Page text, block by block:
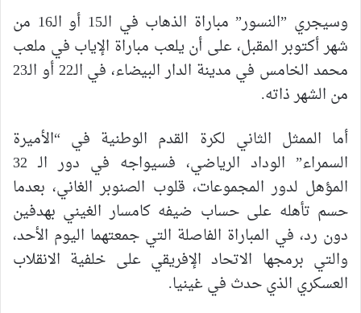
وسيجري ”النسور” مباراة الذهاب في الـ15 أو الـ16 من
شهر أكتوبر المقبل، على أن يلعب مباراة الإياب في ملعب
محمد الخامس في مدينة الدار البيضاء، في الـ22 أو الـ23
من الشهر ذاته.
أما الممثل الثاني لكرة القدم الوطنية في “الأميرة
السمراء” الوداد الرياضي، فسيواجه في دور الـ 32
المؤهل لدور المجموعات، قلوب الصنوبر الغاني، بعدما
حسم تأهله على حساب ضيفه كامسار الغيني بهدفين
دون رد، في المباراة الفاصلة التي جمعتهما اليوم الأحد،
والتي برمجها الاتحاد الإفريقي على خلفية الانقلاب
العسكري الذي حدث في غينيا.